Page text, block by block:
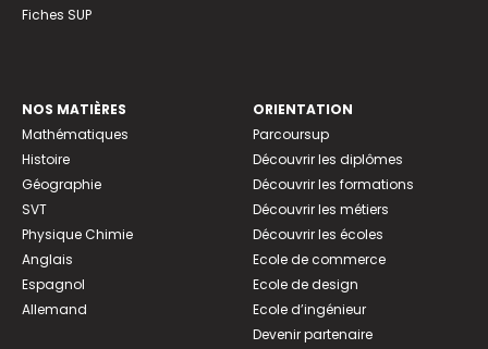
Fiches SUP
NOS MATIÈRES
Mathématiques
Histoire
Géographie
SVT
Physique Chimie
Anglais
Espagnol
Allemand
ORIENTATION
Parcoursup
Découvrir les diplômes
Découvrir les formations
Découvrir les métiers
Découvrir les écoles
Ecole de commerce
Ecole de design
Ecole d’ingénieur
Devenir partenaire